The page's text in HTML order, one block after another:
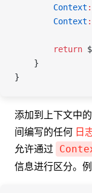
        Context
        Context
        return
    }
}
添加到上下文中
间编写的任何 日
允许通过
信息进行区分。